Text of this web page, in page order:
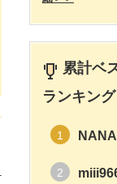
累計ベ
ランキング
1
2